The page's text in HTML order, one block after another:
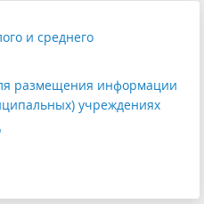
и среднего
размещения информации
учреждениях